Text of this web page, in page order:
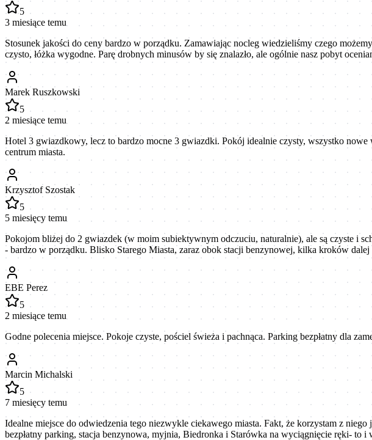
5
3 miesiące temu
Stosunek jakości do ceny bardzo w porządku. Zamawiając nocleg wiedzieliśmy czego
czysto, łóżka wygodne. Parę drobnych minusów by się znalazło, ale ogólnie nasz pobyt
Marek Ruszkowski
5
2 miesiące temu
Hotel 3 gwiazdkowy, lecz to bardzo mocne 3 gwiazdki. Pokój idealnie czysty, wszystko
centrum miasta.
Krzysztof Szostak
5
5 miesięcy temu
Pokojom bliżej do 2 gwiazdek (w moim subiektywnym odczuciu, naturalnie), ale są czyste i
- bardzo w porządku. Blisko Starego Miasta, zaraz obok stacji benzynowej, kilka kroków
EBE Perez
5
2 miesiące temu
Godne polecenia miejsce. Pokoje czyste, pościel świeża i pachnąca. Parking bezpłatny dla
Marcin Michalski
5
7 miesięcy temu
Idealne miejsce do odwiedzenia tego niezwykle ciekawego miasta. Fakt, że korzystam z
bezpłatny parking, stacja benzynowa, myjnia, Biedronka i Starówka na wyciągnięcie ręki-